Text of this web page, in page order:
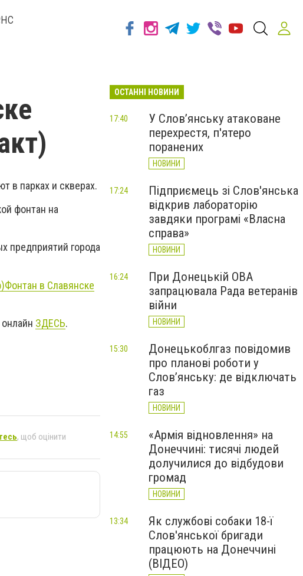
в парках и скверах.
фонтан на
предприятий города
Фонтан в Славянске
ЗДЕСЬ.
, щоб оцінити
ОСТАННІ НОВИНИ
У Слов’янську атаковане
перехрестя, п'ятеро
поранених
НОВИНИ
17:40
Підприємець зі Слов'янська
відкрив лабораторію
завдяки програмі «Власна
справа»
НОВИНИ
17:24
При Донецькій ОВА
запрацювала Рада ветеранів
війни
НОВИНИ
16:24
Донецькоблгаз повідомив
про планові роботи у
Слов’янську: де відключать
газ
НОВИНИ
15:30
«Армія відновлення» на
Донеччині: тисячі людей
долучилися до відбудови
громад
НОВИНИ
14:55
Як службові собаки 18-ї
Слов'янської бригади
працюють на Донеччині
(ВІДЕО)
13:34